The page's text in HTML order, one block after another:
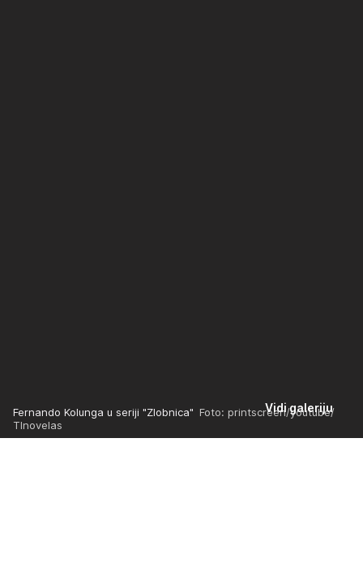
Vidi galeriju
Fernando Kolunga u seriji "Zlobnica" Foto: printscreen/youtube/
Tlnovelas